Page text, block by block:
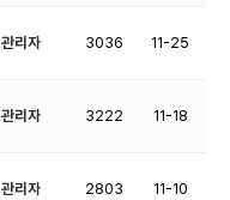
관리자 3036 11-25
관리자 3222 11-18
관리자 2803 11-10